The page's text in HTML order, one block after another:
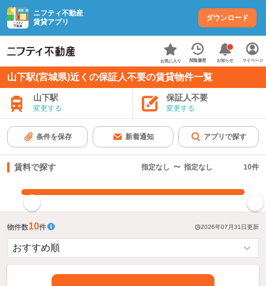
ニフティ不動産
賃貸アプリ
ダウンロード
お気に入り 閲覧履歴 お知らせ マイページ
山下駅(宮城県)近くの保証人不要の賃貸物件一覧
山下駅
変更する
保証人不要
変更する
条件を保存 新着通知 アプリで探す
賃料で探す 指定なし 〜 指定なし 10件
物件数10件 2026年07月31日更新